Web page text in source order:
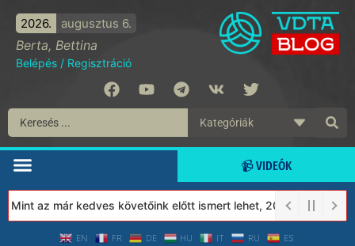
2026. augusztus 6.
Berta, Bettina
Belépés / Regisztráció
📹 VIDEÓK
az már kedves követőink előtt ismert lehet, 2023-tól a
EN FR DE HU IT RU ES